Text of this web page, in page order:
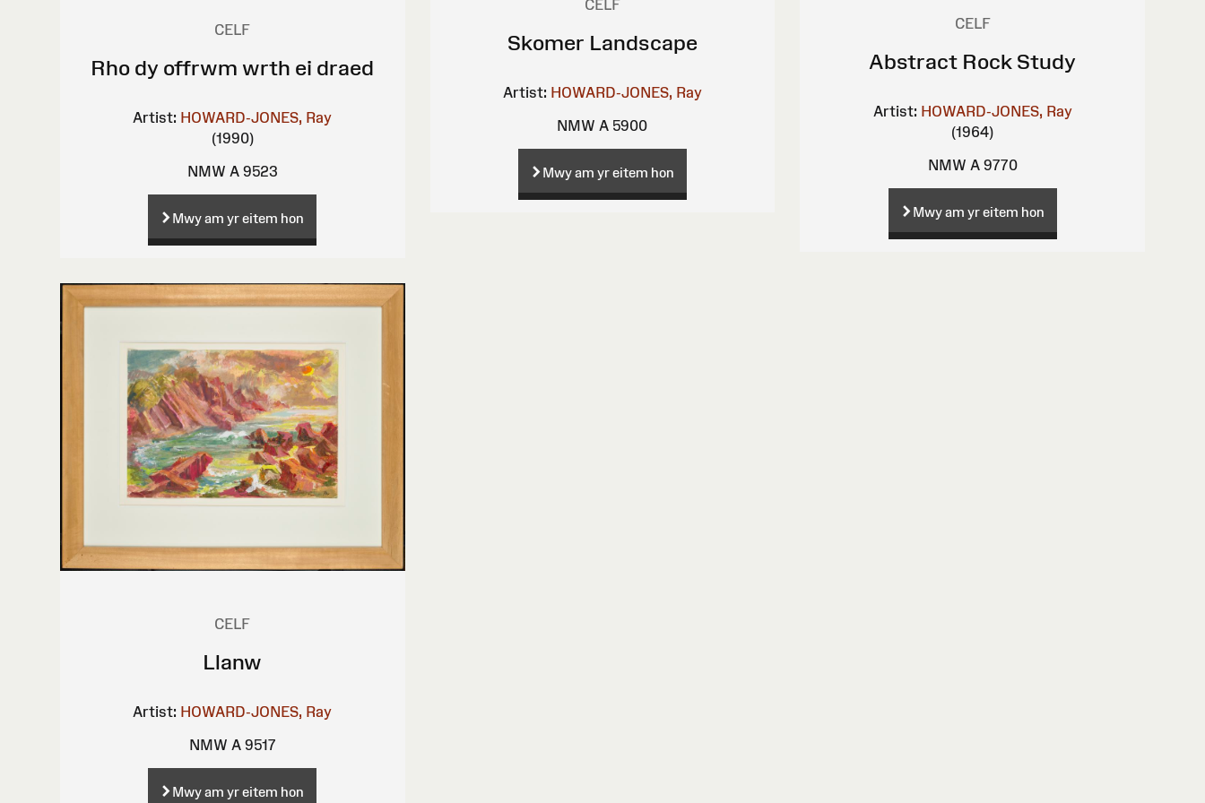
CELF
Rho dy offrwm wrth ei draed
Artist: HOWARD-JONES, Ray
(1990)
NMW A 9523
Mwy am yr eitem hon
CELF
Skomer Landscape
Artist: HOWARD-JONES, Ray
NMW A 5900
Mwy am yr eitem hon
CELF
Abstract Rock Study
Artist: HOWARD-JONES, Ray
(1964)
NMW A 9770
Mwy am yr eitem hon
CELF
Llanw
Artist: HOWARD-JONES, Ray
NMW A 9517
Mwy am yr eitem hon